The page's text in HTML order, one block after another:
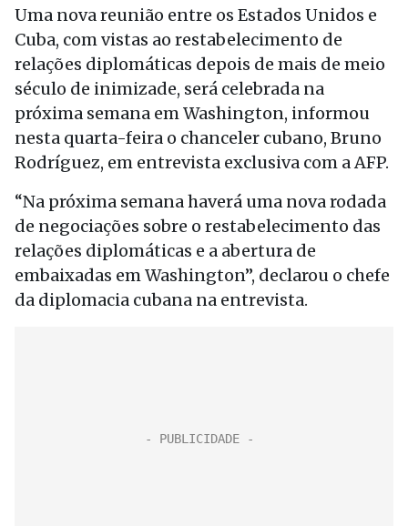
Uma nova reunião entre os Estados Unidos e
Cuba, com vistas ao restabelecimento de
relações diplomáticas depois de mais de meio
século de inimizade, será celebrada na
próxima semana em Washington, informou
nesta quarta-feira o chanceler cubano, Bruno
Rodríguez, em entrevista exclusiva com a AFP.
“Na próxima semana haverá uma nova rodada
de negociações sobre o restabelecimento das
relações diplomáticas e a abertura de
embaixadas em Washington”, declarou o chefe
da diplomacia cubana na entrevista.